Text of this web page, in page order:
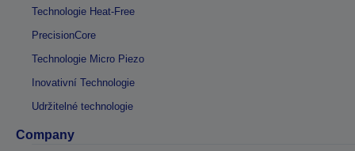
Technologie Heat-Free
PrecisionCore
Technologie Micro Piezo
Inovativní Technologie
Udržitelné technologie
Company